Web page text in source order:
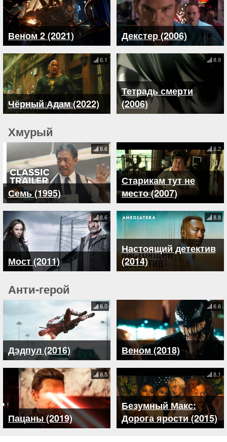
Веном 2 (2021) Декстер (2006)
Чёрный Адам (2022)
6.1
Тетрадь смерти
(2006)
8.9
Хмурый
Семь (1995)
8.6
Старикам тут не
место (2007)
8.2
Мост (2011)
8.6
Настоящий детектив
(2014)
8.8
Анти-герой
Дэдпул (2016)
8.0
Веном (2018)
6.6
Пацаны (2019)
8.5
Безумный Макс:
Дорога ярости (2015)
8.1